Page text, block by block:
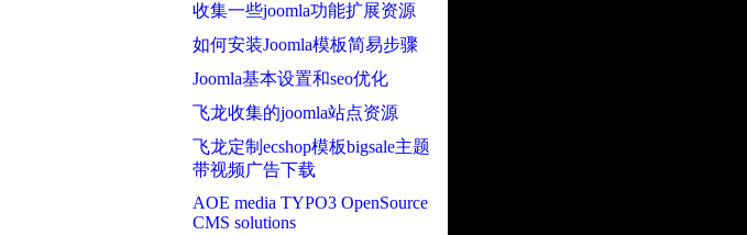
收集一些joomla功能扩展资源
如何安装Joomla模板简易步骤
Joomla基本设置和seo优化
飞龙收集的joomla站点资源
飞龙定制ecshop模板bigsale主题
带视频广告下载
AOE media TYPO3 OpenSource
CMS solutions